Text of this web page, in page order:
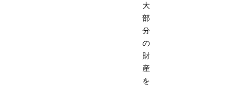
大
部
分
の
財
産
を